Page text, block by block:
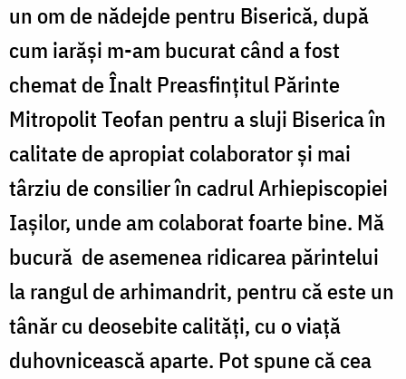
un om de nădejde pentru Biserică, după
cum iarăși m-am bucurat când a fost
chemat de Înalt Preasfințitul Părinte
Mitropolit Teofan pentru a sluji Biserica în
calitate de apropiat colaborator și mai
târziu de consilier în cadrul Arhiepiscopiei
Iașilor, unde am colaborat foarte bine. Mă
bucură de asemenea ridicarea părintelui
la rangul de arhimandrit, pentru că este un
tânăr cu deosebite calități, cu o viață
duhovnicească aparte. Pot spune că cea